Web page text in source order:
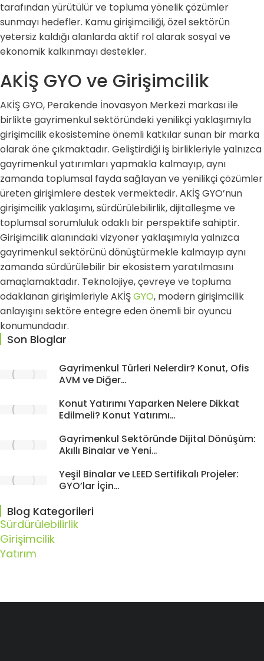
tarafından yürütülür ve topluma yönelik çözümler
sunmayı hedefler. Kamu girişimciliği, özel sektörün
yetersiz kaldığı alanlarda aktif rol alarak sosyal ve
ekonomik kalkınmayı destekler.
AKİŞ GYO ve Girişimcilik
AKİŞ GYO, Perakende İnovasyon Merkezi markası ile
birlikte gayrimenkul sektöründeki yenilikçi yaklaşımıyla
girişimcilik ekosistemine önemli katkılar sunan bir marka
olarak öne çıkmaktadır. Geliştirdiği iş birlikleriyle yalnızca
gayrimenkul yatırımları yapmakla kalmayıp, aynı
zamanda toplumsal fayda sağlayan ve yenilikçi çözümler
üreten girişimlere destek vermektedir. AKİŞ GYO’nun
girişimcilik yaklaşımı, sürdürülebilirlik, dijitalleşme ve
toplumsal sorumluluk odaklı bir perspektife sahiptir.
Girişimcilik alanındaki vizyoner yaklaşımıyla yalnızca
gayrimenkul sektörünü dönüştürmekle kalmayıp aynı
zamanda sürdürülebilir bir ekosistem yaratılmasını
amaçlamaktadır. Teknolojiye, çevreye ve topluma
odaklanan girişimleriyle AKİŞGYO, modern girişimcilik
anlayışını sektöre entegre eden önemli bir oyuncu
konumundadır.
Son Bloglar
Gayrimenkul Türleri Nelerdir? Konut, Ofis
AVM ve Diğer…
Konut Yatırımı Yaparken Nelere Dikkat
Edilmeli? Konut Yatırımı…
Gayrimenkul Sektöründe Dijital Dönüşüm:
Akıllı Binalar ve Yeni…
Yeşil Binalar ve LEED Sertifikalı Projeler:
GYO’lar İçin…
Blog Kategorileri
Sürdürülebilirlik
Girişimcilik
Yatırım